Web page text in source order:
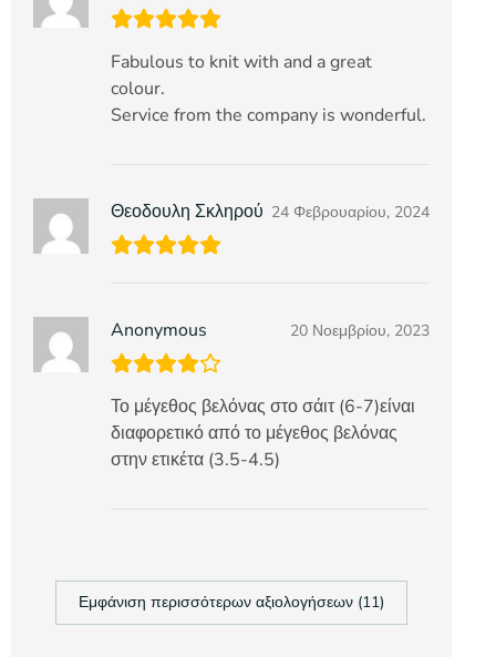
Fabulous to knit with and a great
colour.
Service from the company is wonderful.
Θεοδουλη Σκληρού 24 Φεβρουαρίου, 2024
Anonymous 20 Νοεμβρίου, 2023
Το μέγεθος βελόνας στο σάιτ (6-7)είναι
διαφορετικό από το μέγεθος βελόνας
στην ετικέτα (3.5-4.5)
Εμφάνιση περισσότερων αξιολογήσεων (11)